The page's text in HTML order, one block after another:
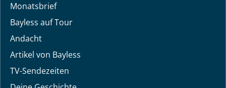
Monatsbrief
Bayless auf Tour
Andacht
Artikel von Bayless
TV-Sendezeiten